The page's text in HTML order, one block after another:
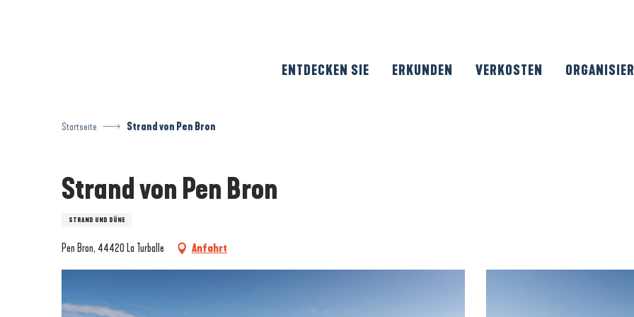
ENTDECKEN SIE ERKUNDEN VERKOSTEN
Startseite Strand von Pen Bron
Strand von Pen Bron
STRAND UND DÜNE
Pen Bron, 44420 La Turballe Anfahrt